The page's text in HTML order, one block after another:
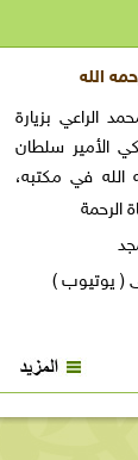
الله
الراعي بزيارة
الأمير سلطان
الله في مكتبه،
المركز لصاحب
وأبدى رغبته
تعالى بمركز
الرحمة
( يوتيوب )